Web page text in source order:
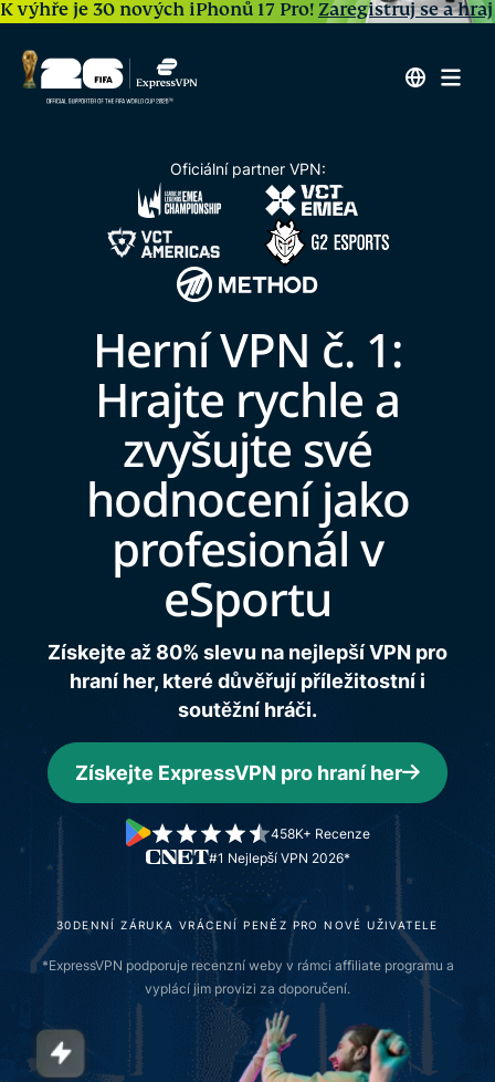
K výhře je 30 nových iPhonů 17 Pro! Zaregistruj se a hraj
Oficiální partner VPN:
Herní VPN č. 1:
Hrajte rychle a
zvyšujte své
hodnoceníjako
profesionál v
eSportu
Získejte až 80% slevu na nejlepší VPN pro
hraní her, které důvěřují příležitostní i
soutěžní hráči.
Získejte ExpressVPN pro hraní her
#1 Nejlepší VPN 2026*
458K+ Recenze
30DENNÍ ZÁRUKA VRÁCENÍ PENĚZ PRO NOVÉ UŽIVATELE
*ExpressVPN podporuje recenzní weby v rámci affiliate programu a
vyplácí jim provizi za doporučení.